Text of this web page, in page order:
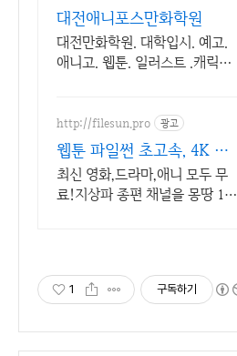
대전애니포스만화학원
대전만화학원. 대학입시. 예고.
애니고. 웹툰. 일러스트 .캐릭터.
http://filesun.pro 광고
웹툰 파일썬 초고속, 4K 실
시간 보기!
최신 영화,드라마,애니 모두 무
료!지상파 종편 채널을 몽땅 100
1 구독하기